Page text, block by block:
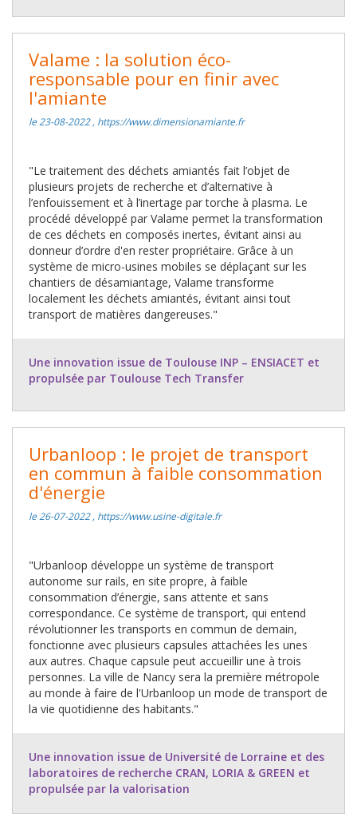
Valame : la solution éco-
responsable pour en finir avec
l'amiante
le 23-08-2022 , https://www.dimensionamiante.fr
"Le traitement des déchets amiantés fait l’objet de
plusieurs projets de recherche et d’alternative à
l’enfouissement et à l’inertage par torche à plasma. Le
procédé développé par Valame permet la transformation
de ces déchets en composés inertes, évitant ainsi au
donneur d’ordre d'en rester propriétaire. Grâce à un
système de micro-usines mobiles se déplaçant sur les
chantiers de désamiantage, Valame transforme
localement les déchets amiantés, évitant ainsi tout
transport de matières dangereuses."
Une innovation issue de Toulouse INP – ENSIACET et
propulsée par Toulouse Tech Transfer
Urbanloop : le projet de transport
en commun à faible consommation
d'énergie
le 26-07-2022 , https://www.usine-digitale.fr
"Urbanloop développe un système de transport
autonome sur rails, en site propre, à faible
consommation d’énergie, sans attente et sans
correspondance. Ce système de transport, qui entend
révolutionner les transports en commun de demain,
fonctionne avec plusieurs capsules attachées les unes
aux autres. Chaque capsule peut accueillir une à trois
personnes. La ville de Nancy sera la première métropole
au monde à faire de l'Urbanloop un mode de transport de
la vie quotidienne des habitants."
Une innovation issue de Université de Lorraine et des
laboratoires de recherche CRAN, LORIA & GREEN et
propulsée par la valorisation